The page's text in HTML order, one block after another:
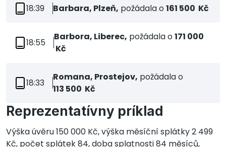
18:39 Barbara, Plzeň, požádala o161 500 Kč
18:55
Barbora, Liberec, požádala o171 000
Kč
18:33
Romana, Prostejov, požádala o
113 500 Kč
Reprezentatívny príklad
Výška úvěru 150 000 Kč, výška měsíční splátky 2 499
Kč, počet splátek 84, doba splatnosti 84 měsíců,